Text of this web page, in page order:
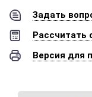
Задать
Рассчитать
Версия для